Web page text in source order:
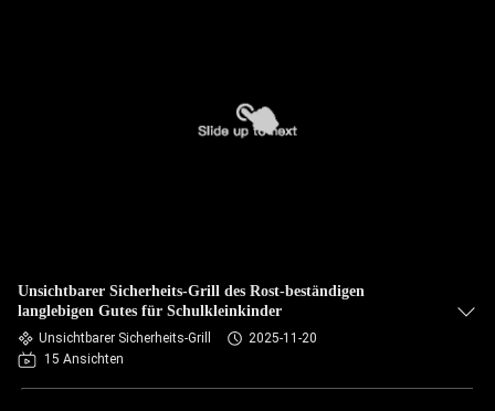
Unsichtbarer Sicherheits-Grill des Rost-beständigen
langlebigen Gutes für Schulkleinkinder
Unsichtbarer Sicherheits-Grill
2025-11-20
15 Ansichten